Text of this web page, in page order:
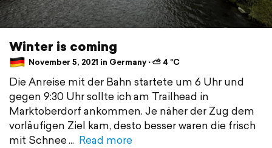
Winter is coming
November 5, 2021 in Germany ⋅ ⛅ 4 °C
Die Anreise mit der Bahn startete um 6 Uhr und
gegen 9:30 Uhr sollte ich am Trailhead in
Marktoberdorf ankommen. Je näher der Zug dem
vorläufigen Ziel kam, desto besser waren die frisch
mit Schnee
Read more